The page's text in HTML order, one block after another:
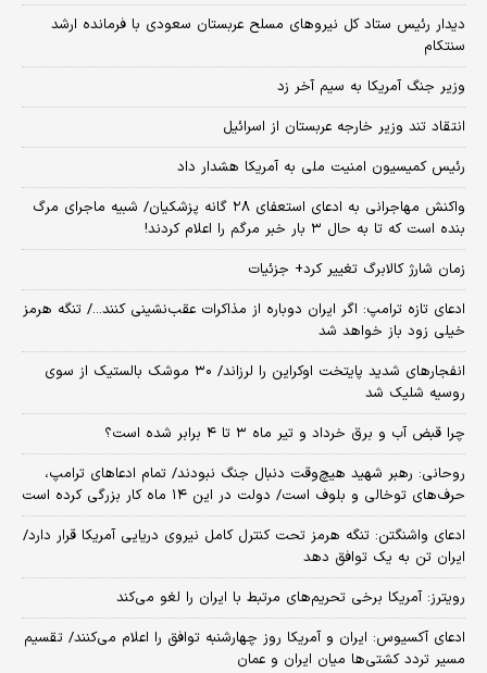
دیدار رئیس ستاد کل نیروهای مسلح عربستان سعودی با فرمانده ارشد
سنتکام
وزیر جنگ آمریکا به سیم آخر زد
انتقاد تند وزیر خارجه عربستان از اسرائیل
رئیس کمیسیون امنیت ملی به آمریکا هشدار داد
واکنش مهاجرانی به ادعای استعفای ۲۸ گانه پزشکیان/ شبیه ماجرای مرگ
بنده است که تا به حال ۳ بار خبر مرگم را اعلام کردند!
زمان شارژ کالابرگ تغییر کرد+ جزئیات
ادعای تازه ترامپ: اگر ایران دوباره از مذاکرات عقب‌نشینی کنند.../ تنگه هرمز
خیلی زود باز خواهد شد
انفجارهای شدید پایتخت اوکراین را لرزاند/ ۳۰ موشک بالستیک از سوی
روسیه شلیک شد
چرا قبض آب و برق خرداد و تیر ماه ۳ تا ۴ برابر شده است؟
روحانی: رهبر شهید هیچ‌وقت دنبال جنگ نبودند/ تمام ادعاهای ترامپ،
حرف‌های توخالی و بلوف است/ دولت در این ۱۴ ماه کار بزرگی کرده است
ادعای واشنگتن: تنگه هرمز تحت کنترل کامل نیروی دریایی آمریکا قرار دارد/
ایران تن به یک توافق دهد
رویترز: آمریکا برخی تحریم‌های مرتبط با ایران را لغو می‌کند
ادعای آکسیوس: ایران و آمریکا روز چهارشنبه توافق را اعلام می‌کنند/ تقسیم
مسیر تردد کشتی‌ها میان ایران و عمان